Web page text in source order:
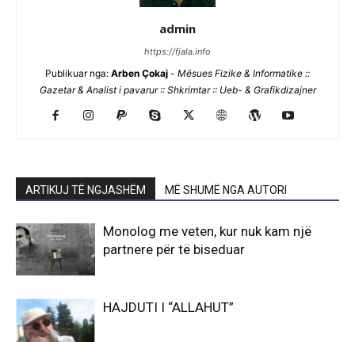
admin
https://fjala.info
Publikuar nga: Arben Çokaj - Mësues Fizike & Informatike ::
Gazetar & Analist i pavarur :: Shkrimtar :: Ueb- & Grafikdizajner
ARTIKUJ TË NGJASHËM MË SHUMË NGA AUTORI
Monolog me veten, kur nuk kam një
partnere për të biseduar
HAJDUTI I “ALLAHUT”